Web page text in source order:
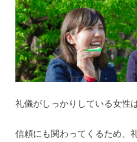
礼儀がしっかりしている女性
信頼にも関わってくるため、